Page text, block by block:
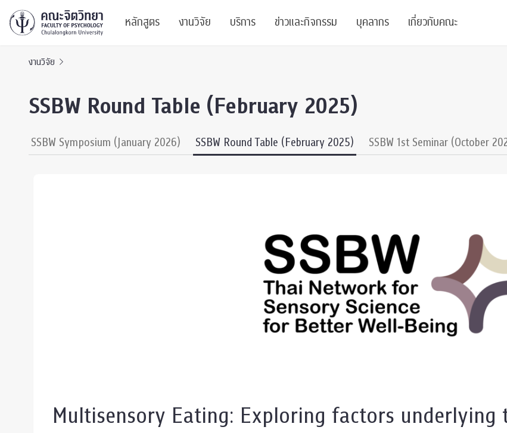
หลักสูตร
ปริญญาบัณฑิต
หลักสูตรปริญญาตรี
บัณฑิตศึกษา
หลักสูตรปริญญาโทและ
งานวิจัย
ทรัพยากรและสิ่งสนับสนุน
ผลงานตีพิมพ์
SSBW Activities
บริการ
บริการวิชาการ
PSY Stats Clinic
CU Radio
ข่าวและกิจกรรม
ข่าวประชาสัมพันธ์
เสวนาและบรรยายพิเศษ
บุคลากร
นักวิจัยหลังปริญญาเอก
เกี่ยวกับคณะ
เชิดชูศิษย์เก่า
Intranet
งานวิจัย
SSBW Round Table (February 2025)
SSBW Symposium (January 2026) SSBW Round Table (February 2025) SSBW 1st Seminar (October
Multisensory Eating: Exploring factors